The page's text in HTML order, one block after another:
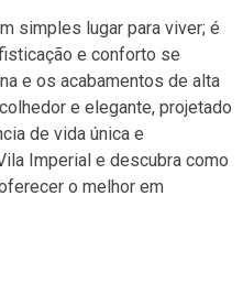
simples lugar para viver; é
e conforto se
e os acabamentos de alta
e elegante, projetado
de vida única e
Imperial e descubra como
o melhor em